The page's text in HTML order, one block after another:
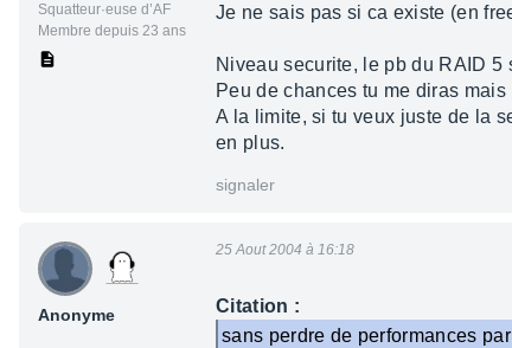
Squatteur·euse d’AF
Membre depuis 23 ans
Je ne sais pas si ca existe (en
Niveau securite, le pb du RAID 5
Peu de chances tu me diras mais
A la limite, si tu veux juste de la
en plus.
signaler
Anonyme
25 Aout 2004 à 16:18
Citation :
sans perdre de performances